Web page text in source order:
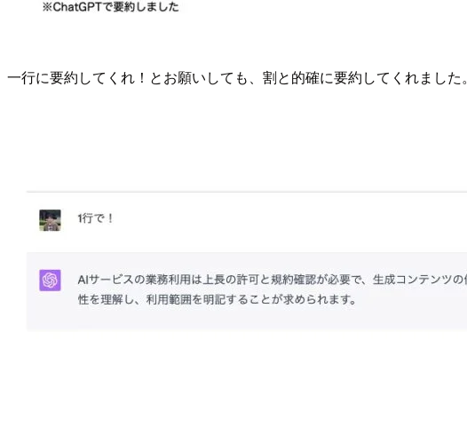
一行に要約してくれ！とお願いしても、割と的確に要約してくれました。